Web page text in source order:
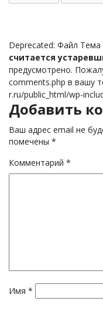
Deprecated: Файл Тема
считается
предусмотрено.
comments.php в вашу
r.ru/public_html/wp-
Добавить
Ваш адрес email не
помечены *
Комментарий *
Имя *